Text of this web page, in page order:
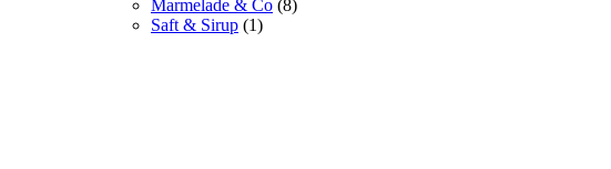
Marmelade & Co (8)
Saft & Sirup (1)